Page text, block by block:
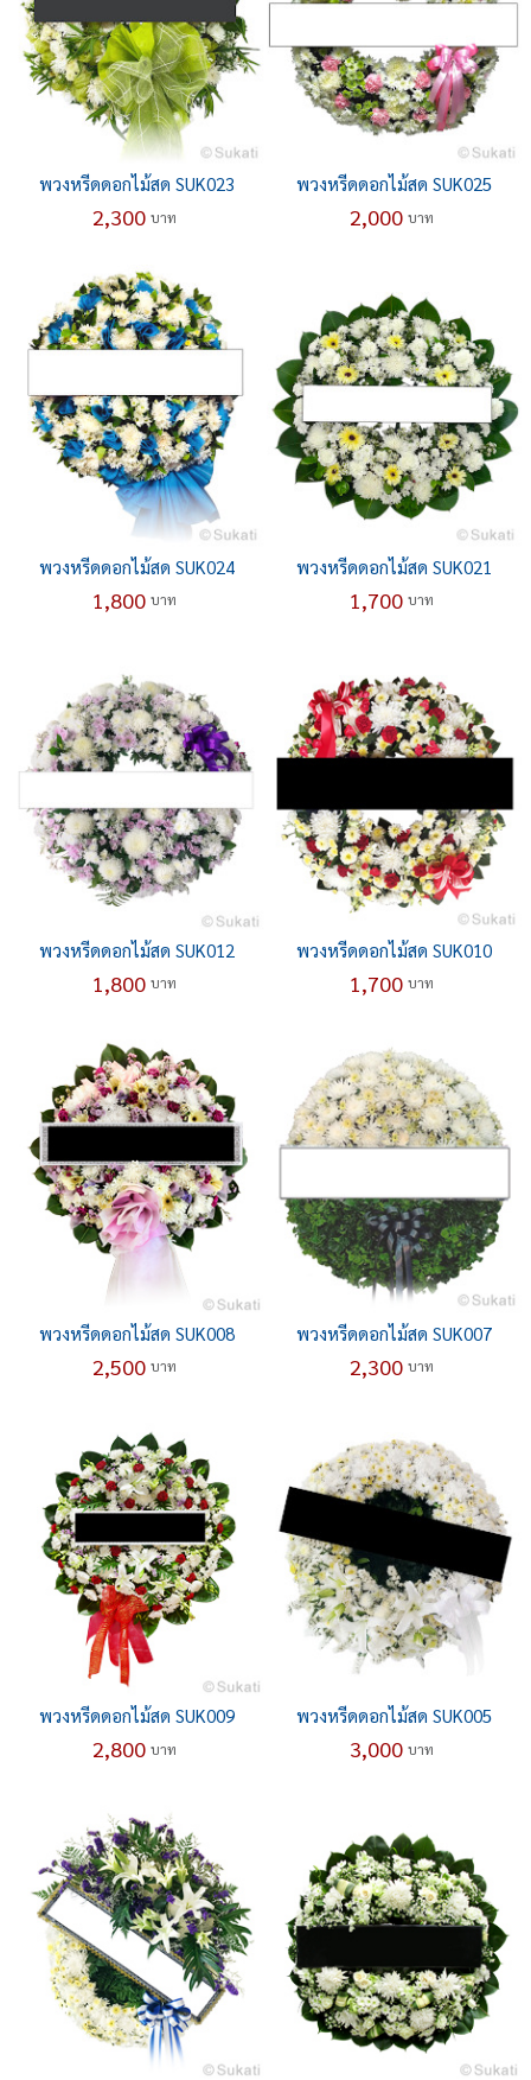
พวงหรีดดอกไม้สด SUK023
2,300 บาท
พวงหรีดดอกไม้สด SUK025
2,000 บาท
พวงหรีดดอกไม้สด SUK024
1,800 บาท
พวงหรีดดอกไม้สด SUK021
1,700 บาท
พวงหรีดดอกไม้สด SUK012
1,800 บาท
พวงหรีดดอกไม้สด SUK010
1,700 บาท
พวงหรีดดอกไม้สด SUK008
2,500 บาท
พวงหรีดดอกไม้สด SUK007
2,300 บาท
พวงหรีดดอกไม้สด SUK009
2,800 บาท
พวงหรีดดอกไม้สด SUK005
3,000 บาท